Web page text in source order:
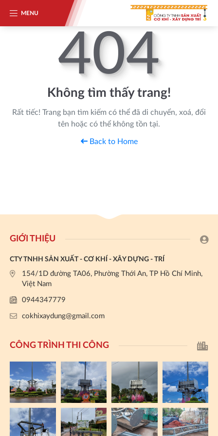
MENU
404
Không tìm thấy trang!
Rất tiếc! Trang bạn tìm kiếm có thể đã di chuyển, xoá, đổi
tên hoặc có thể không tồn tại.
Back to Home
GIỚI THIỆU
CTY TNHH SẢN XUẤT - CƠ KHÍ - XÂY DỰNG - TRÍ
154/1D đường TA06, Phường Thới An, TP Hồ Chí Minh,
Việt Nam
0944347779
cokhixaydung@gmail.com
CÔNG TRÌNH THI CÔNG